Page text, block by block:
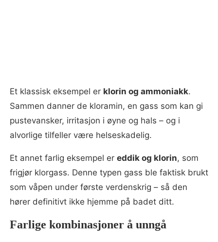
Et klassisk eksempel er klorin og ammoniakk.
Sammen danner de kloramin, en gass som kan gi
pustevansker, irritasjon i øyne og hals – og i
alvorlige tilfeller være helseskadelig.
Et annet farlig eksempel er eddik og klorin, som
frigjør klorgass. Denne typen gass ble faktisk brukt
som våpen under første verdenskrig – så den
hører definitivt ikke hjemme på badet ditt.
Farlige kombinasjoner å unngå